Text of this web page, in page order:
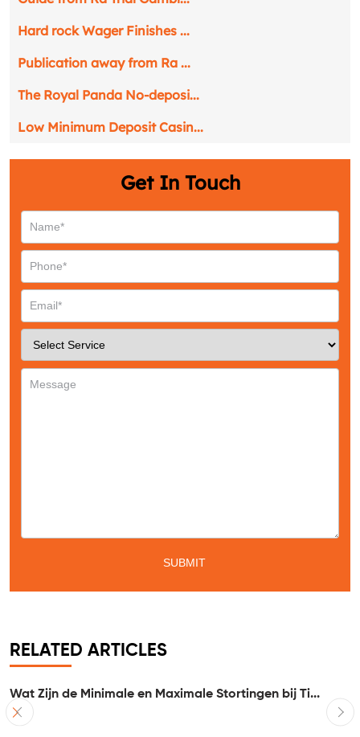
Request a CallBack
Email
Phone
Service*
Hard rock Wager Finishes ...
Publication away from Ra ...
The Royal Panda No-deposi...
Low Minimum Deposit Casin...
Get In Touch
RELATED ARTICLES
Wat Zijn de Minimale en Maximale Stortingen bij Ti...